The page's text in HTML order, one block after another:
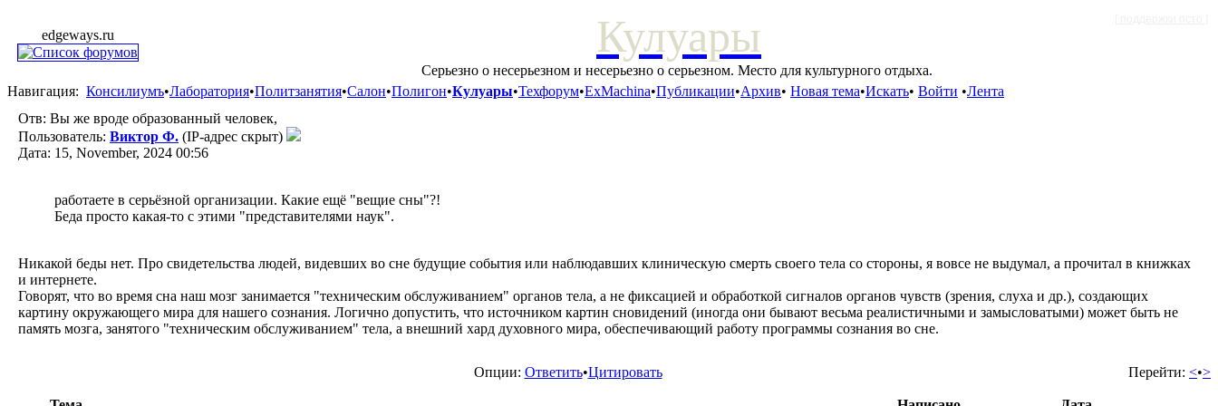
edgeways.ru Кулуары
Серьезно о несерьезном и несерьезно о серьезном. Место для культурного отдыха.
Навигация: Консилиумъ•Лаборатория•Политзанятия•Салон•Полигон•Кулуары•Техфорум•ExMachina•Публикации•Архив• Новая тема•Искать• Войти •Лента
Отв: Вы же вроде образованный человек,
Пользователь: Виктор Ф. (IP-адрес скрыт)
Дата: 15, November, 2024 00:56
работаете в серьёзной организации. Какие ещё "вещие сны"?!
Беда просто какая-то с этими "представителями наук".
Никакой беды нет. Про свидетельства людей, видевших во сне будущие события или наблюдавших клиническую смерть своего тела со стороны, я вовсе не выдумал, а прочитал в книжках
и интернете.
Говорят, что во время сна наш мозг занимается "техническим обслуживанием" органов тела, а не фиксацией и обработкой сигналов органов чувств (зрения, слуха и др.), создающих
картину окружающего мира для нашего сознания. Логично допустить, что источником картин сновидений (иногда они бывают весьма реалистичными и замысловатыми) может быть не
память мозга, занятого "техническим обслуживанием" тела, а внешний хард духовного мира, обеспечивающий работу программы сознания во сне.
Перейти: <•>
Опции: Ответить•Цитировать